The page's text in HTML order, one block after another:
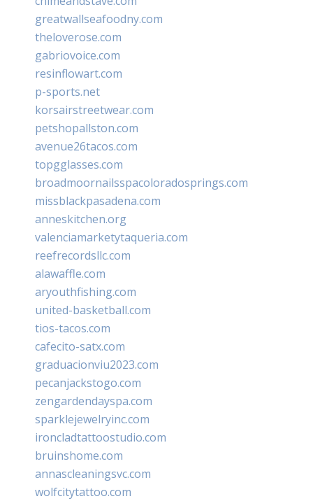
greatwallseafoodny.com
theloverose.com
gabriovoice.com
resinflowart.com
p-sports.net
korsairstreetwear.com
petshopallston.com
avenue26tacos.com
topgglasses.com
broadmoornailsspacoloradosprings.com
missblackpasadena.com
anneskitchen.org
valenciamarketytaqueria.com
reefrecordsllc.com
alawaffle.com
aryouthfishing.com
united-basketball.com
tios-tacos.com
cafecito-satx.com
graduacionviu2023.com
pecanjackstogo.com
zengardendayspa.com
sparklejewelryinc.com
ironcladtattoostudio.com
bruinshome.com
annascleaningsvc.com
wolfcitytattoo.com